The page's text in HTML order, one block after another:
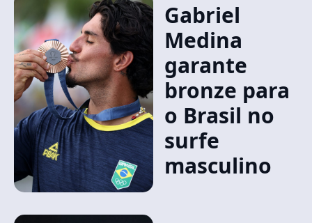
Gabriel
Medina
garante
bronze para
o Brasil no
surfe
masculino